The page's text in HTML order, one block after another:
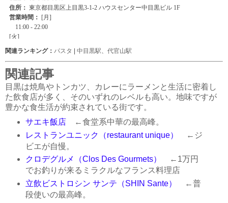
関連ランキング： パスタ | 中目黒駅 代官山駅
関連記事
目黒は焼鳥やトンカツ、カレーにラーメンと生活に密着し
た飲食店が多く、そのいずれのレベルも高い。地味ですが
豊かな食生活が約束されている街です。
サエキ飯店←食堂系中華の最高峰。
レストランユニック（restaurant unique）
←ジ
ビエが自慢。
クロデグルメ（Clos Des Gourmets）
←1万円
でお釣りが来るミラクルなフランス料理店
立飲ビストロシン サンテ（SHIN Sante）
←普
段使いの最高峰。